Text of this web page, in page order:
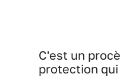
C'est un
protection qui